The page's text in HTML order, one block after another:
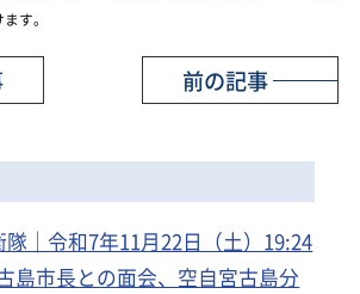
す。
前の記事
｜令和7年11月22日（土）19:24
島市長との面会、空自宮古島分